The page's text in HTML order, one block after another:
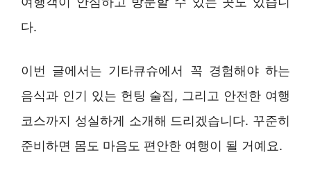
다.
이번 글에서는 기타큐슈에서 꼭 경험해야 하는
음식과 인기 있는 헌팅 술집, 그리고 안전한 여행
코스까지 성실하게 소개해 드리겠습니다. 꾸준히
준비하면 몸도 마음도 편안한 여행이 될 거예요.